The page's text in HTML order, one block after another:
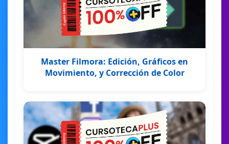
Master Filmora: Edición, Gráficos en
Movimiento, y Corrección de Color